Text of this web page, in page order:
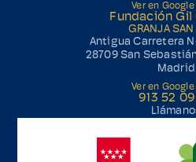
Ver en
Fundación Gil
GRANJA
Antigua Carretera
28709 San
Madrid
Ver en
913 52